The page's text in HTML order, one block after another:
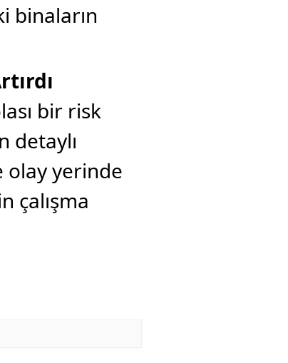
binaların
bir risk
detaylı
olay yerinde
çalışma